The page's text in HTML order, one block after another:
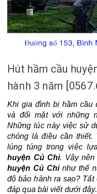
Hút hầm cầu
hành 3 năm
Khi gia đình bị hầm cầu
và đối mặt với những
Những lúc này việc sử
chóng là điều cần thiết.
lúng túng trong việc
huyện Củ Chi. Vậy
huyện Củ Chi như thế
độ bảo hành ra sao? Tất
đáp qua bài viết dưới đây.